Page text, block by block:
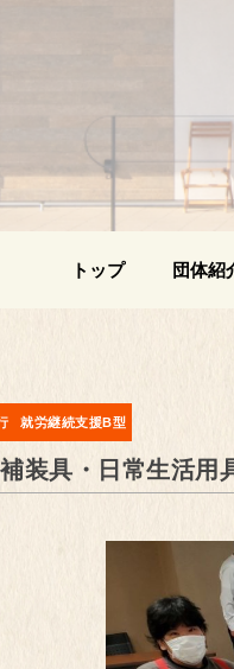
トップ 団体紹
就労継続支援B型
装具・日常生活用